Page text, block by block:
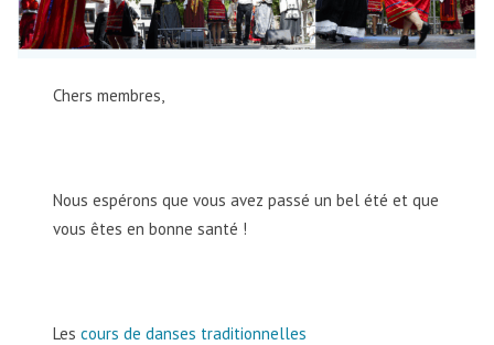
Chers membres,
Nous espérons que vous avez passé un bel été et que
vous êtes en bonne santé !
Les cours de danses traditionnelles